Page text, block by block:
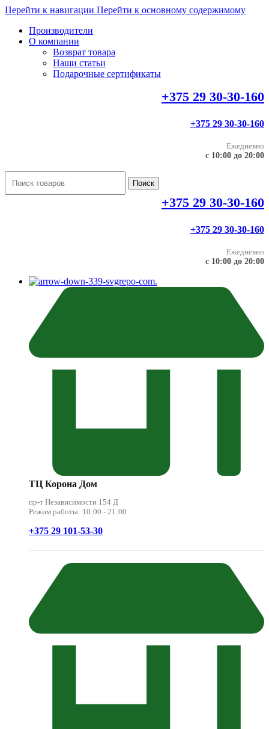
Перейти к навигации Перейти к основному содержимому
Производители
О компании
Возврат товара
Наши статьи
Подарочные сертификаты
+375 29 30-30-160
+375 29 30-30-160
Ежедневно
с 10:00 до 20:00
Поиск
+375 29 30-30-160
+375 29 30-30-160
Ежедневно
с 10:00 до 20:00
.
ТЦ Корона Дом
пр-т Независимости 154 Д
Режим работы: 10:00 - 21:00
+375 29 101-53-30